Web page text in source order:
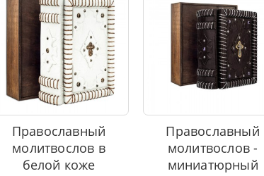
Православный
молитвослов в
белой коже
Православный
молитвослов -
миниатюрный